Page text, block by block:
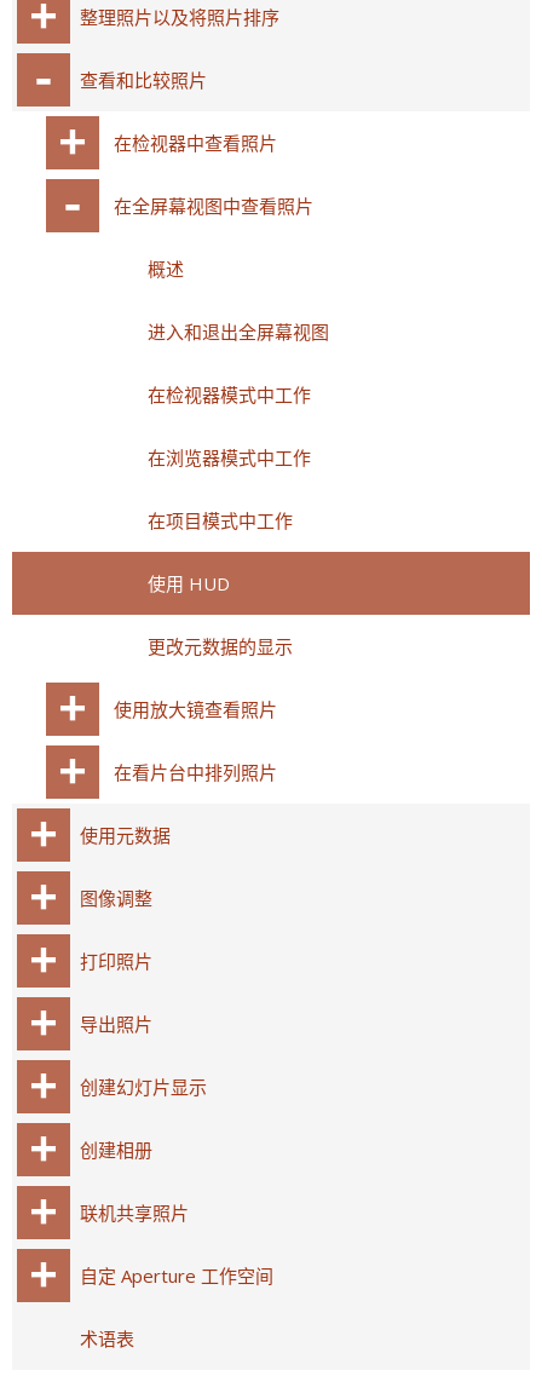
整理照片以及将照片排序
查看和比较照片
在检视器中查看照片
在全屏幕视图中查看照片
概述
进入和退出全屏幕视图
在检视器模式中工作
在浏览器模式中工作
在项目模式中工作
使用 HUD
更改元数据的显示
使用放大镜查看照片
在看片台中排列照片
使用元数据
图像调整
打印照片
导出照片
创建幻灯片显示
创建相册
联机共享照片
自定 Aperture 工作空间
术语表